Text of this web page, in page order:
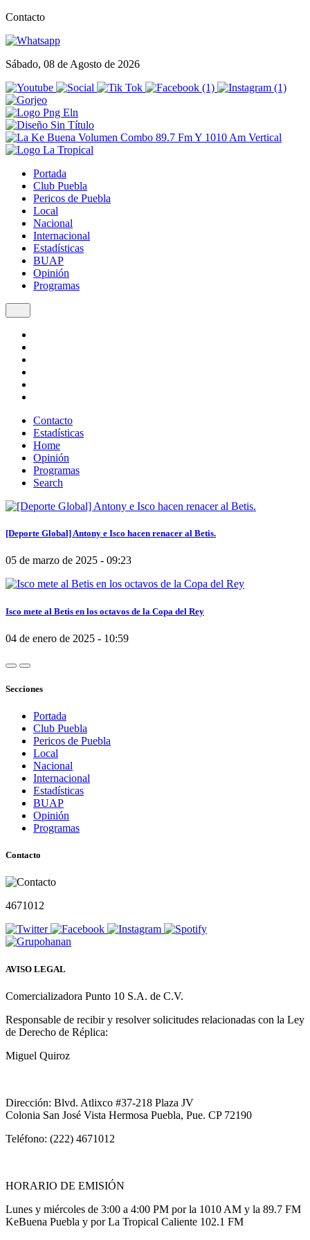
Contacto
Sábado, 08 de Agosto de 2026
Portada
Club Puebla
Pericos de Puebla
Local
Nacional
Internacional
Estadísticas
BUAP
Opinión
Programas
Contacto
Estadísticas
Home
Opinión
Programas
Search
[Deporte Global] Antony e Isco hacen renacer al Betis.
05 de marzo de 2025 - 09:23
Isco mete al Betis en los octavos de la Copa del Rey
04 de enero de 2025 - 10:59
Secciones
Portada
Club Puebla
Pericos de Puebla
Local
Nacional
Internacional
Estadísticas
BUAP
Opinión
Programas
Contacto
4671012
AVISO LEGAL
Comercializadora Punto 10 S.A. de C.V.
Responsable de recibir y resolver solicitudes relacionadas con la Ley
de Derecho de Réplica:
Miguel Quiroz
Dirección: Blvd. Atlixco #37-218 Plaza JV
Colonia San José Vista Hermosa Puebla, Pue. CP 72190
Teléfono: (222) 4671012
HORARIO DE EMISIÓN
Lunes y miércoles de 3:00 a 4:00 PM por la 1010 AM y la 89.7 FM
KeBuena Puebla y por La Tropical Caliente 102.1 FM